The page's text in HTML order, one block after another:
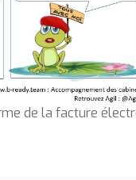
de la facture